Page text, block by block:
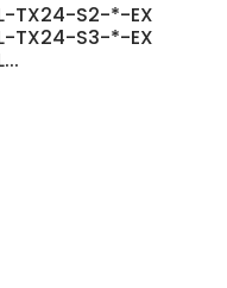
TX24-S2-*-EX
TX24-S3-*-EX